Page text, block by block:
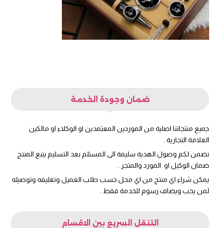
ضمان وجودة الخدمة
جميع منتجاتنا اصلية من الموردين المعتمدين او الوكلاء او مالكين
العلامة التجارية .
نضمن لكم وصول الهدية سليمة الى المستلم بعد التسليم يتبع المنتج
ضمان الوكيل او المورد والمتجر .
يمكن شراء اي منتج من اي محل حسب طلب العميل وتغليفه وتوصيله
لمن يحب ويضاف رسوم للخدمة فقط .
التنقل السريع بين الاقسام